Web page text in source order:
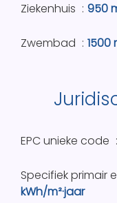
Ziekenhuis 950
Zwembad 1500
EPC unieke code
Specifiek primair
kWh/m²·jaar